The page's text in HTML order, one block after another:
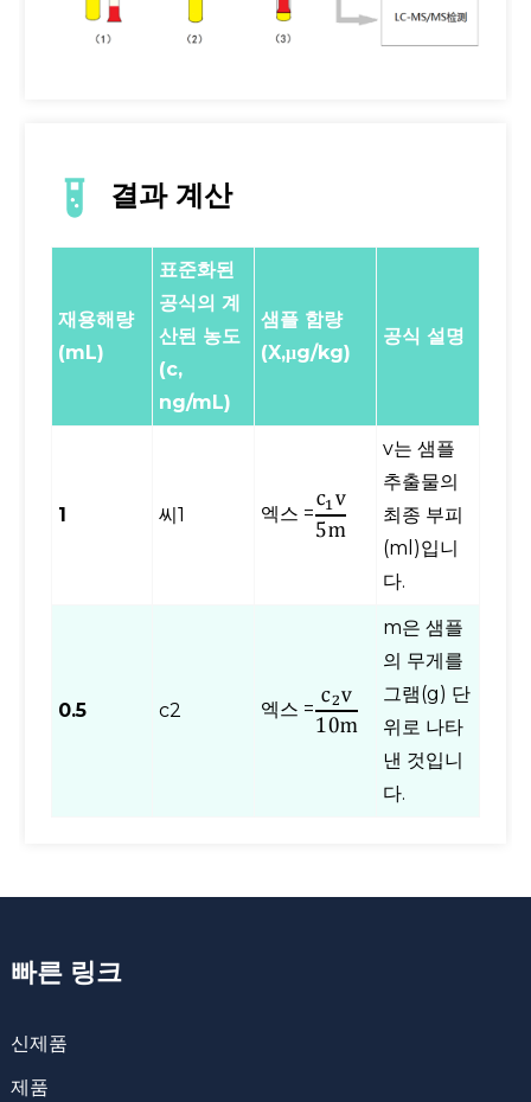
결과 계산
재용해량
(mL)
표준화된
공식의 계
산된 농도
(c,
ng/mL)
샘플 함량
(X,μg/kg)
공식 설명
1 씨1 엑스 =
v는 샘플
추출물의
최종 부피
(ml)입니
다.
0.5 c2 엑스 =
m은 샘플
의 무게를
그램(g) 단
위로 나타
낸 것입니
다.
빠른 링크
신제품
제품